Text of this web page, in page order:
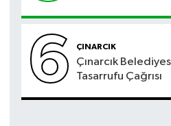
6 ÇINARCIK
Çınarcık
Tasarrufu Çağrısı